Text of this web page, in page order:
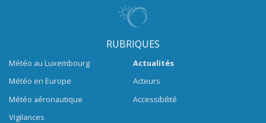
RUBRIQUES
Météo au Luxembourg
Météo en Europe
Météo aéronautique
Vigilances
Actualités
Acteurs
Accessibilité